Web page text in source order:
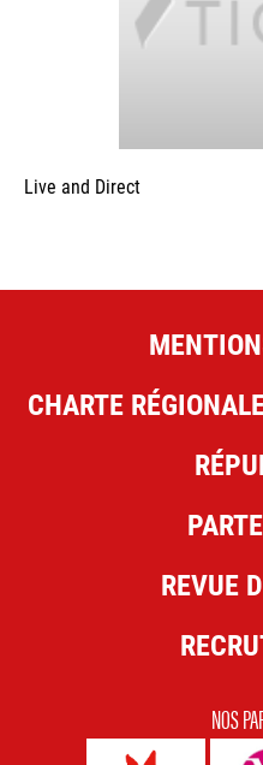
Live and Direct
CHARTE
REVUE
NOS